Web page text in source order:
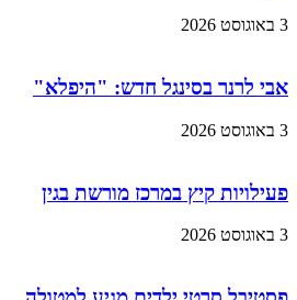
3 באוגוסט 2026
אבי לרנר בסינגל חדש: "היפלא"
3 באוגוסט 2026
פעילויות קיץ במרכז מורשת בגין
3 באוגוסט 2026